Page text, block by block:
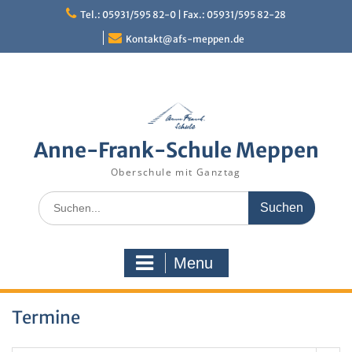
Tel.: 05931/595 82-0 | Fax.: 05931/595 82-28
Kontakt@afs-meppen.de
Anne-Frank-Schule Meppen
Oberschule mit Ganztag
Search
for:
Menu
Termine